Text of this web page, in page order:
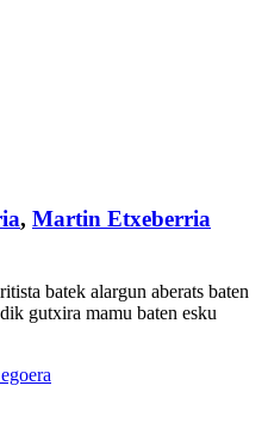
, Martin Etxeberria
batek alargun aberats baten
gutxira mamu baten esku